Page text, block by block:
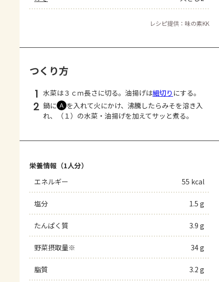
レシピ提供：味の素KK
つくり方
1 水菜は３ｃｍ長さに切る。油揚げは細切り にする。
2 鍋に Ａ を入れて火にかけ、沸騰したらみそを溶き入
れ、（１）の水菜・油揚げを加えてサッと煮る。
栄養情報（1人分）
エネルギー
55 kcal
塩分 1.5 g
たんぱく質 3.9 g
野菜摂取量※ 34 g
脂質 3.2 g